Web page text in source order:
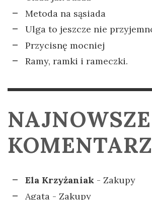
Metoda na sąsiada
Ulga to jeszcze nie
Przycisnę mocniej
Ramy, ramki i rameczki.
NAJNOWSZE
Ela Krzyżaniak - Zakupy
Agata - Zakupy